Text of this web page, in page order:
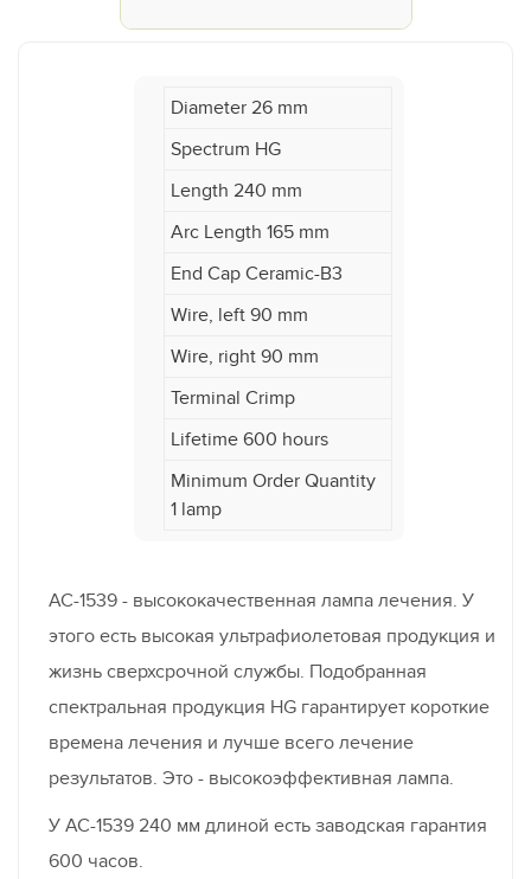
Diameter 26 mm
Spectrum HG
Length 240 mm
Arc Length 165 mm
End Cap Ceramic-B3
Wire, left 90 mm
Wire, right 90 mm
Terminal Crimp
Lifetime 600 hours
Minimum Order Quantity
1 lamp
AC-1539 - высококачественная лампа лечения. У
этого есть высокая ультрафиолетовая продукция и
жизнь сверхсрочной службы. Подобранная
спектральная продукция HG гарантирует короткие
времена лечения и лучше всего лечение
результатов. Это - высокоэффективная лампа.
У AC-1539 240 мм длиной есть заводская гарантия
600 часов.